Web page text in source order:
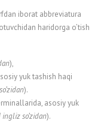
iborat abbreviatura
haridorga o’tish
),
yuk tashish haqi
).
asosiy yuk
so’zidan).